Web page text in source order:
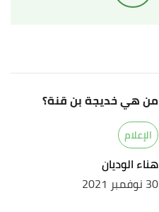
من هي خديجة بن قنة؟
الإعلام
هناء الوديان
30 نوفمبر 2021